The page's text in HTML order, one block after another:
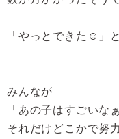
「やっとできた☺」
みんなが
「あの子はすごいな
それだけどこかで努